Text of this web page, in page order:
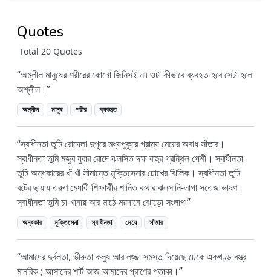
Quotes
Total 20 Quotes
অম্লীল মানুষের শরীরের কোনো জিনিসই না৷ ওটা কীভাবে ব্যবহৃত হবে সেটা হলো
অশ্লীল।
অম্লীল মানুষ শরীর ব্যবহৃত
স্বাধীনতা তুমি রোদেলা দুপুরে মধ্যপুকুরে গ্রাম্য মেয়ের অবাধ সাঁতার।
স্বাধীনতা তুমি মজুর যুবার রোদে ঝলসিত দক্ষ বাহুর গ্রন্থিল পেশী। স্বাধীনতা
তুমি অন্ধকারের খাঁ খাঁ সীমান্তে মুক্তিসেনার চোখের ঝিলিক। স্বাধীনতা তুমি
বটের ছায়ায় তরুণ মেধাবী শিক্ষার্থীর শানিত কথার ঝলসানি-লাগা সতেজ ভাষণ।
স্বাধীনতা তুমি চা-খানায় আর মাঠে-ময়দানে ঝোড়ো সংলাপ৷
অন্ধকার মুক্তিসেনা স্বাধীনতা মেয়ে সাঁতার
আমাদের দুর্বলতা, ভীরুতা কলুষ আর লজ্জা সমস্ত দিয়েছে ঢেকে একখণ্ড বস্ত্র
মানবিক ; আসাদের শার্ট আজ আমাদের প্রাণের পতাকা।